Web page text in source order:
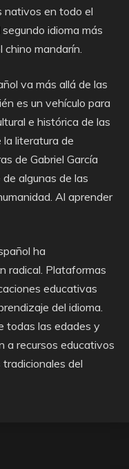
nativos en todo el
idioma más
chino mandarín.
va más allá de las
es un vehículo para
e histórica de las
la literatura de
de Gabriel García
algunas de las
Al aprender
ha
radical. Plataformas
educativas
del idioma.
todas las edades y
a recursos educativos
del